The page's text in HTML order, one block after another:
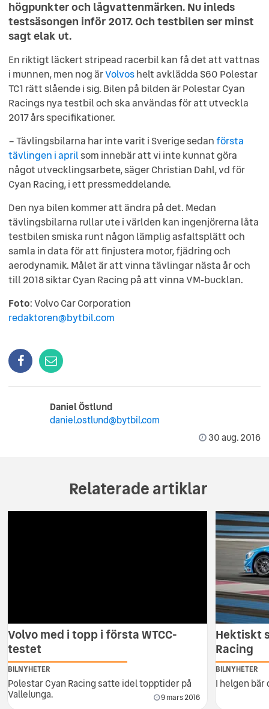
högpunkter och lågvattenmärken. Nu inleds
testsäsongen inför 2017. Och testbilen ser minst
sagt elak ut.
En riktigt läckert stripead racerbil kan få det att vattnas
i munnen, men nog ärVolvoshelt avklädda S60 Polestar
TC1 rätt slående i sig. Bilen på bilden är Polestar Cyan
Racings nya testbil och ska användas för att utveckla
2017 års specifikationer.
– Tävlingsbilarna har inte varit i Sverige sedanförsta
tävlingen i aprilsom innebär att vi inte kunnat göra
något utvecklingsarbete, säger Christian Dahl, vd för
Cyan Racing, i ett pressmeddelande.
Den nya bilen kommer att ändra på det. Medan
tävlingsbilarna rullar ute i världen kan ingenjörerna låta
testbilen smiska runt någon lämplig asfaltsplätt och
samla in data för att finjustera motor, fjädring och
aerodynamik. Målet är att vinna tävlingar nästa år och
till 2018 siktar Cyan Racing på att vinna VM-bucklan.
Foto: Volvo Car Corporation
redaktoren@bytbil.com
Daniel Östlund
daniel.ostlund@bytbil.com
30 aug. 2016
Relaterade artiklar
Volvo med i topp i första WTCC-
testet
BILNYHETER
Polestar Cyan Racing satte idel topptider på
Vallelunga. 9 mars 2016
Hektiskt
Racing
BILNYHETER
I helgen bär